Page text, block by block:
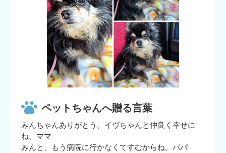
ペットちゃんへ贈る言葉
みんちゃんありがとう。イヴちゃんと仲良く幸せに
ね。ママ
みんと、もう病院に行かなくてすむからね。パパ